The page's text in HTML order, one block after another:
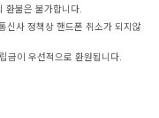
환불은 불가합니다.
신사 정책상 핸드폰 취소가 되지않
금이 우선적으로 환원됩니다.